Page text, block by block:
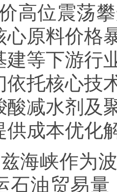
高位震荡
心原料价格
建等下游行
依托核心技
酸减水剂及
供成本优化
海峡作为
石油贸易